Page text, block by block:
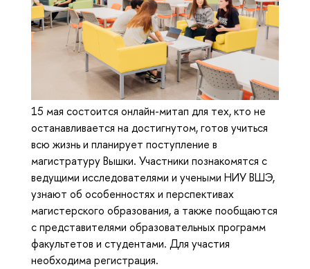
15 мая состоится онлайн-митап для тех, кто не
останавливается на достигнутом, готов учиться
всю жизнь и планирует поступление в
магистратуру Вышки. Участники познакомятся с
ведущими исследователями и учеными НИУ ВШЭ,
узнают об особенностях и перспективах
магистерского образования, а также пообщаются
с представителями образовательных программ
факультетов и студентами. Для участия
необходима регистрация.